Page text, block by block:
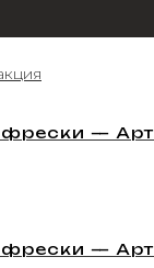
—
—